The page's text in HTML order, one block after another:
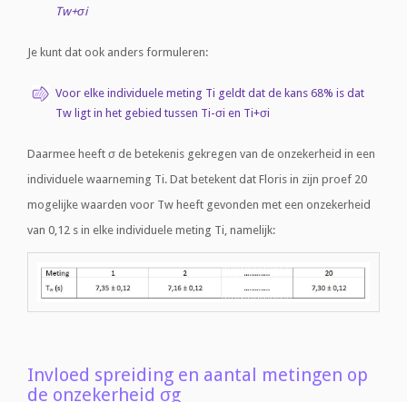
Tw+σi
Je kunt dat ook anders formuleren:
Voor elke individuele meting Ti geldt dat de kans 68% is dat
Tw ligt in het gebied tussen Ti-σi en Ti+σi
Daarmee heeft σ de betekenis gekregen van de onzekerheid in een
individuele waarneming Ti. Dat betekent dat Floris in zijn proef 20
mogelijke waarden voor Tw heeft gevonden met een onzekerheid
van 0,12 s in elke individuele meting Ti, namelijk:
Invloed spreiding en aantal metingen op
de onzekerheid σg